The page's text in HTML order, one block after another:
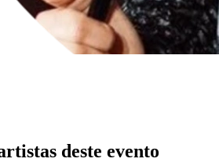
deste evento